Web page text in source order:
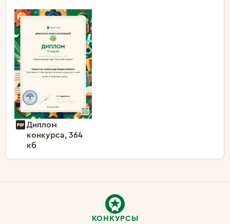
Диплом
конкурса, 364
кб
КОНКУРСЫ